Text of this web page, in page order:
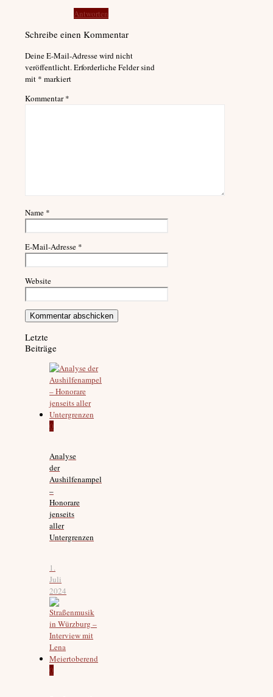
Antworten
Schreibe einen Kommentar
Deine E-Mail-Adresse wird nicht
veröffentlicht.Erforderliche Felder sind
mit * markiert
Kommentar*
Name *
E-Mail-Adresse *
Website
Letzte
Beiträge
0
Analyse
der
Aushilfenampel
–
Honorare
jenseits
aller
Untergrenzen
1.
Juli
2024
0